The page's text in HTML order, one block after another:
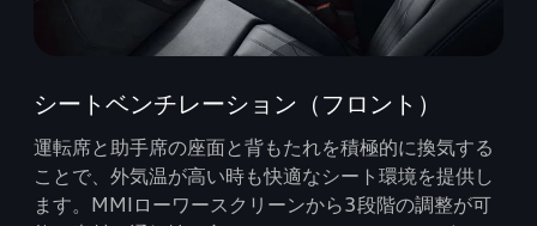
シートベンチレーション（フロント）
運転席と助手席の座面と背もたれを積極的に換気する
ことで、外気温が高い時も快適なシート環境を提供し
ます。MMIローワースクリーンから3段階の調整が可